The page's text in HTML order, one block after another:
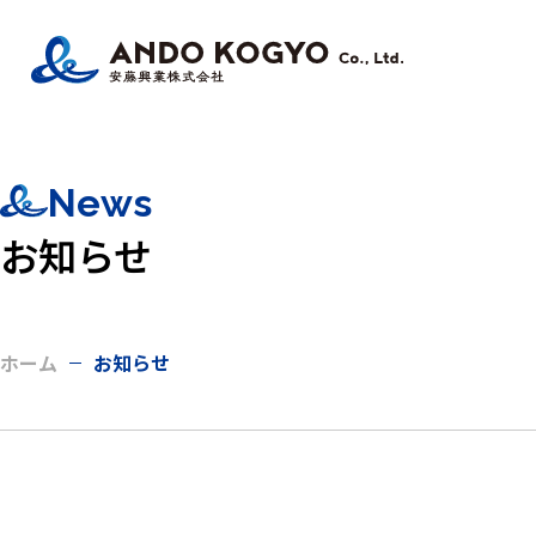
News
お知らせ
ホーム お知らせ